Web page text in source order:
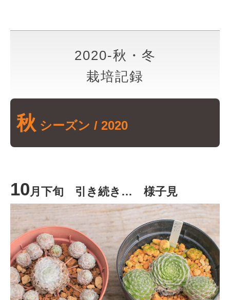
2020-秋・冬
栽培記録
秋 シーズン / 2020
10 月下旬 引き続き… 様子見